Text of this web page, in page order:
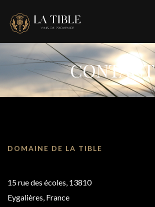
CONTACT
DOMAINE DE LA TIBLE
15 rue des écoles, 13810
Eygalières, France